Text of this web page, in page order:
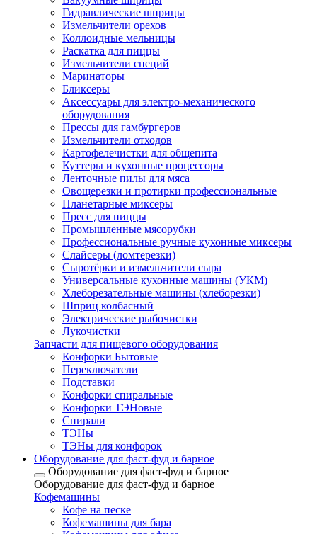
Гидравлические шприцы
Измельчители орехов
Коллоидные мельницы
Раскатка для пиццы
Измельчители специй
Маринаторы
Бликсеры
Аксессуары для электро-механического
оборудования
Прессы для гамбургеров
Измельчители отходов
Картофелечистки для общепита
Куттеры и кухонные процессоры
Ленточные пилы для мяса
Овощерезки и протирки профессиональные
Планетарные миксеры
Пресс для пиццы
Промышленные мясорубки
Профессиональные ручные кухонные миксеры
Слайсеры (ломтерезки)
Сыротёрки и измельчители сыра
Универсальные кухонные машины (УКМ)
Хлеборезательные машины (хлеборезки)
Шприц колбасный
Электрические рыбочистки
Лукочистки
Запчасти для пищевого оборудования
Конфорки Бытовые
Переключатели
Подставки
Конфорки спиральные
Конфорки ТЭНовые
Спирали
ТЭНы
ТЭНы для конфорок
Оборудование для фаст-фуд и барное
Оборудование для фаст-фуд и барное
Оборудование для фаст-фуд и барное
Кофемашины
Кофе на песке
Кофемашины для бара